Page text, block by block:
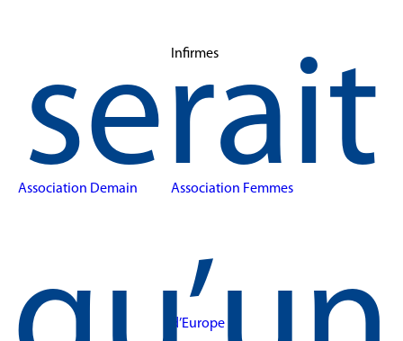
serait
Infirmes
Association Demain Association Femmes
d’Europe